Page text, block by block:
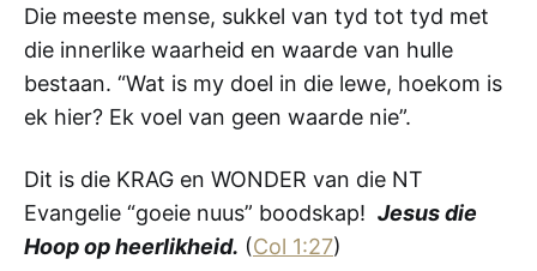
Die meeste mense, sukkel van tyd tot tyd met
die innerlike waarheid en waarde van hulle
bestaan. “Wat is my doel in die lewe, hoekom is
ek hier? Ek voel van geen waarde nie”.
Dit is die KRAG en WONDER van die NT
Evangelie “goeie nuus” boodskap! Jesus die
Hoop op heerlikheid. (Col 1:27)